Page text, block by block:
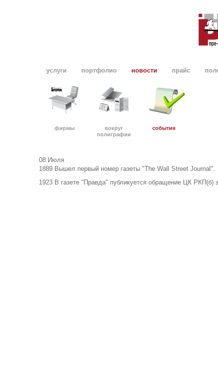
услуги портфолио новости
фирмы
вокруг
полиграфии
события
прайс
08 Июля
1889 Вышел первый номер газеты "The Wall Street Journal".
1923 В газете "Правда" публикуется обращение ЦК